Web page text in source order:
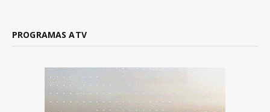
PROGRAMAS ATV